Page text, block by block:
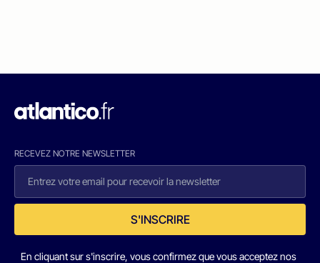
RECEVEZ NOTRE NEWSLETTER
S'INSCRIRE
En cliquant sur s'inscrire, vous confirmez que vous acceptez nos